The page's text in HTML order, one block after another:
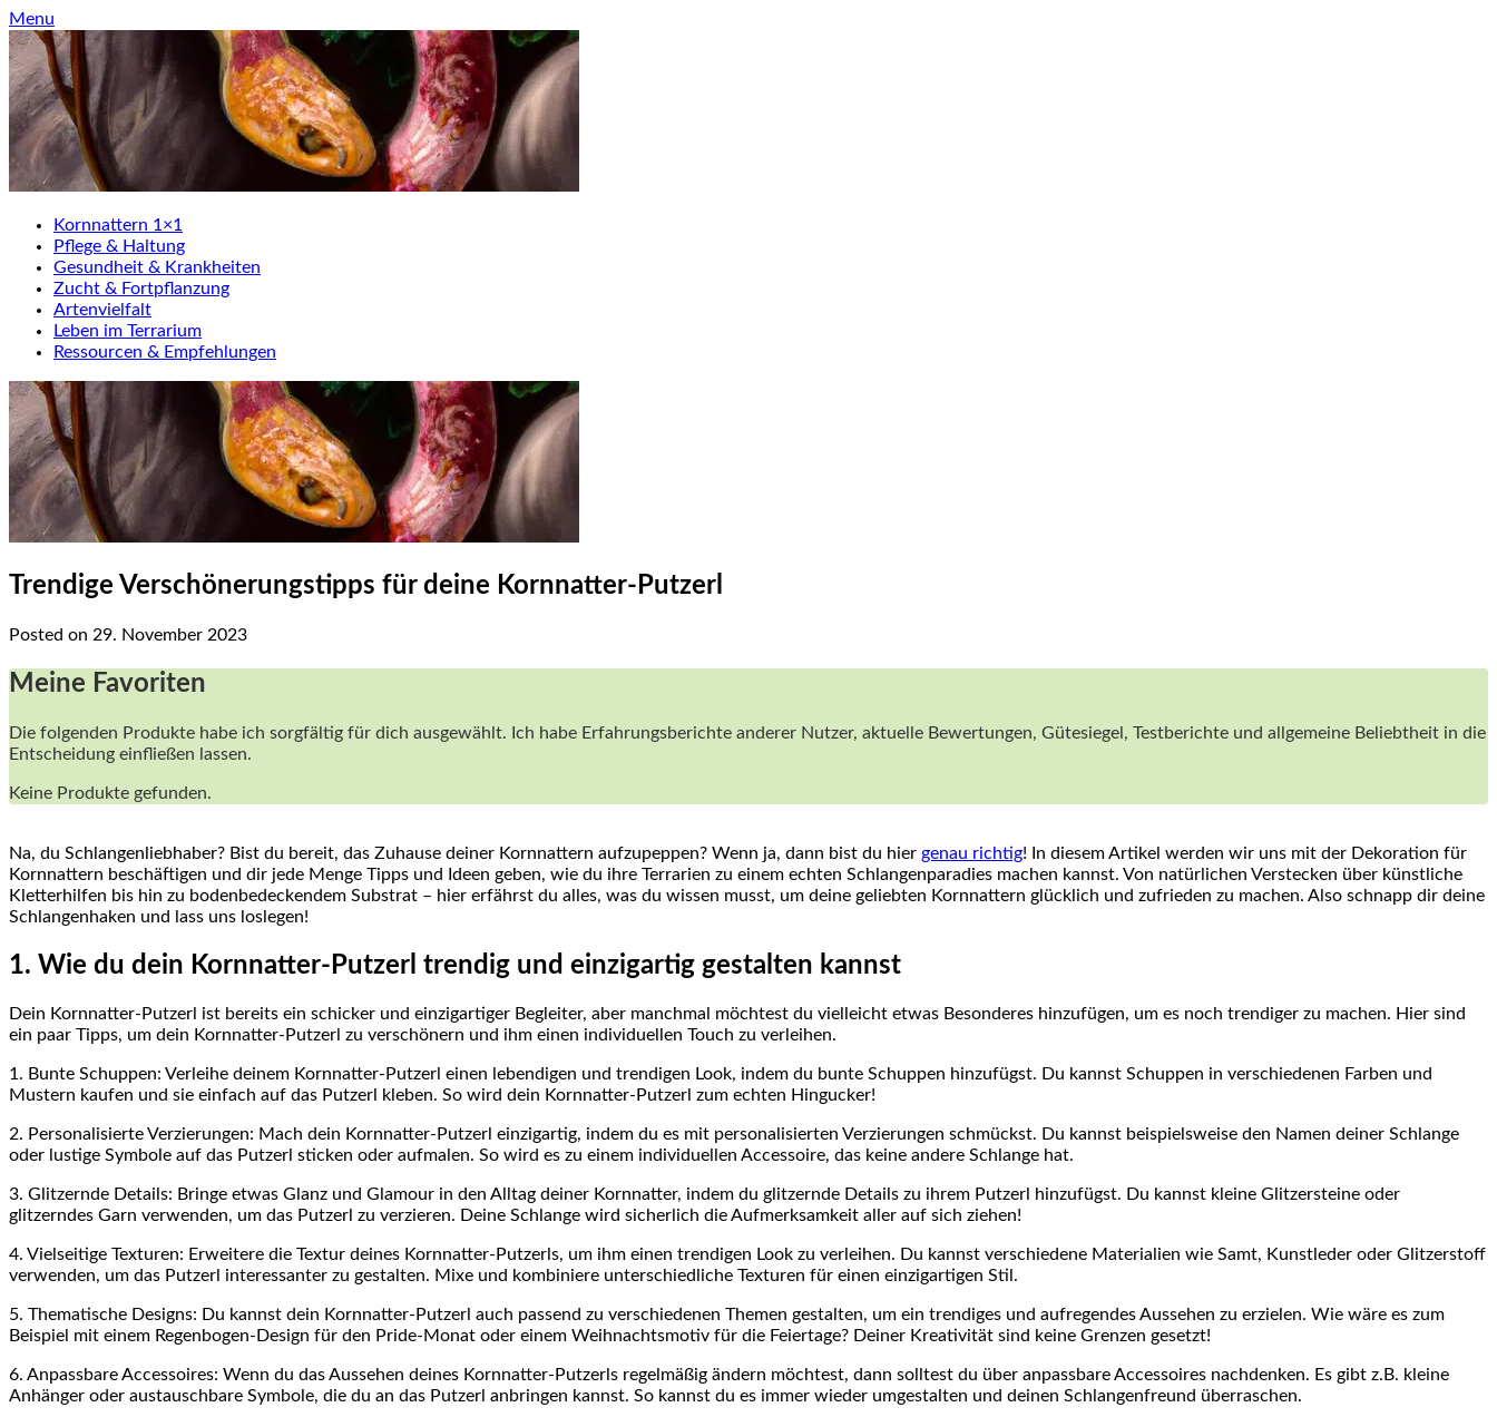
Skip
to
content
Menu
Kornnattern 1×1
Pflege & Haltung
Gesundheit & Krankheiten
Zucht & Fortpflanzung
Artenvielfalt
Leben im Terrarium
Ressourcen & Empfehlungen
Trendige Verschönerungstipps für deine Kornnatter-Putzerl
Posted on 29. November 2023
Meine Favoriten
Die folgenden Produkte habe ich sorgfältig für dich ausgewählt. Ich habe Erfahrungsberichte anderer ⁣Nutzer, aktuelle Bewertungen,⁢ Gütesiegel, Testberichte und ‌allgemeine Beliebtheit in die
Entscheidung einfließen⁢ lassen.
Keine Produkte gefunden.
Na, du‍ Schlangenliebhaber? Bist du bereit, das Zuhause deiner Kornnattern⁣ aufzupeppen? Wenn ja, dann bist du hier⁤ genau richtig! In diesem‍ Artikel werden wir uns mit der Dekoration für
Kornnattern beschäftigen und dir jede Menge Tipps und Ideen geben, wie du ihre‍ Terrarien zu einem echten Schlangenparadies machen kannst. Von natürlichen Verstecken über künstliche
Kletterhilfen bis hin zu bodenbedeckendem ‍Substrat – hier erfährst du alles, was du wissen musst, um deine geliebten Kornnattern glücklich und zufrieden zu machen. Also schnapp dir deine
Schlangenhaken ⁤und lass uns loslegen!
1. Wie du dein Kornnatter-Putzerl trendig und einzigartig gestalten kannst
Dein Kornnatter-Putzerl ⁢ist bereits ein schicker und⁤ einzigartiger Begleiter, aber ⁣manchmal ⁤möchtest du vielleicht etwas Besonderes hinzufügen, um es noch trendiger zu machen. Hier sind
ein paar Tipps,⁤ um dein Kornnatter-Putzerl zu verschönern und ihm einen individuellen Touch zu verleihen.
1. Bunte Schuppen: Verleihe⁤ deinem Kornnatter-Putzerl einen lebendigen und trendigen Look,‍ indem du bunte ​Schuppen hinzufügst. Du kannst Schuppen in verschiedenen Farben und
Mustern kaufen und sie einfach auf das⁢ Putzerl kleben. So⁤ wird dein⁣ Kornnatter-Putzerl zum echten Hingucker!
2.⁣ Personalisierte Verzierungen: Mach dein Kornnatter-Putzerl einzigartig, indem du es mit personalisierten Verzierungen schmückst. Du⁤ kannst beispielsweise den Namen deiner ⁣Schlange
oder lustige Symbole auf das Putzerl sticken oder aufmalen. So wird es⁣ zu einem individuellen Accessoire, das ‌keine andere ​Schlange hat.
3. Glitzernde Details: Bringe etwas Glanz und Glamour in den Alltag‍ deiner Kornnatter, indem du glitzernde Details zu ⁢ihrem ⁤Putzerl‌ hinzufügst.‌ Du kannst kleine Glitzersteine oder
glitzerndes Garn​ verwenden, um das Putzerl zu verzieren. Deine Schlange wird sicherlich die Aufmerksamkeit aller auf sich ziehen!
4. Vielseitige Texturen: Erweitere die Textur ‌deines Kornnatter-Putzerls, um ihm einen trendigen Look zu⁢ verleihen. Du kannst verschiedene⁤ Materialien wie Samt, Kunstleder⁣ oder Glitzerstoff
verwenden, ​um das Putzerl interessanter zu gestalten. Mixe und kombiniere⁤ unterschiedliche ⁣Texturen für einen einzigartigen⁣ Stil.
5. Thematische Designs: Du‌ kannst dein⁣ Kornnatter-Putzerl auch passend zu verschiedenen Themen gestalten, um ein trendiges und aufregendes Aussehen zu erzielen. Wie wäre es⁣ zum
Beispiel mit ​einem Regenbogen-Design für den Pride-Monat oder ‍einem Weihnachtsmotiv für die Feiertage? Deiner Kreativität sind keine‌ Grenzen gesetzt!
6. Anpassbare ⁢Accessoires: Wenn‌ du das ⁣Aussehen deines Kornnatter-Putzerls regelmäßig ändern möchtest, dann‍ solltest du über anpassbare Accessoires nachdenken. Es gibt z.B. kleine
Anhänger oder austauschbare Symbole, ‍die du an ‌das Putzerl anbringen kannst. So ⁤kannst du es immer wieder umgestalten und deinen ⁤Schlangenfreund ​überraschen.